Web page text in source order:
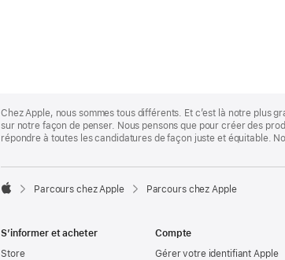
Footer
Chez Apple, nous sommes tous différents. Et c’est là notre plus
sur notre façon de penser. Nous pensons que pour créer des
répondre à toutes les candidatures de façon juste et équitable.

Parcours chez Apple Parcours chez Apple
S’informer et acheter
Store
Compte
Gérer votre identifiant Apple